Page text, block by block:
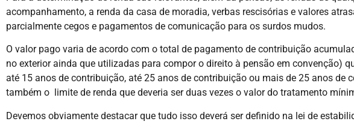
acompanhamento, a renda da casa de moradia, verbas rescisórias e valores
parcialmente cegos e pagamentos de comunicação para os surdos mudos.
O valor pago varia de acordo com o total de pagamento de contribuição
no exterior ainda que utilizadas para compor o direito à pensão em convenção)
até 15 anos de contribuição, até 25 anos de contribuição ou mais de 25 anos
também o limite de renda que deveria ser duas vezes o valor do tratamento
Devemos obviamente destacar que tudo isso deverá ser definido na lei de